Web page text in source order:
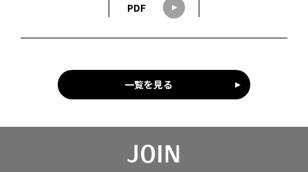
PDF
一覧を見る
JOIN